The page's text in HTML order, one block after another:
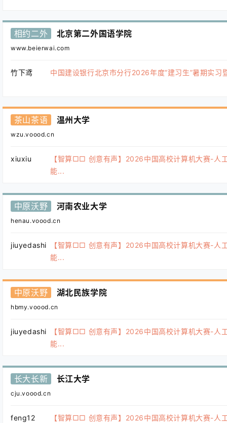
相约二外 北京第二外国语学院
www.beierwai.com
竹下鸢 中国建设银行北京市分行2026年度“建习生”暑期实习
茶山茶语 温州大学
wzu.voood.cn
xiuxiu
【智算□□ 创意有声】2026中国高校计算机大赛-人
能...
中原沃野 河南农业大学
henau.voood.cn
jiuyedashi
【智算□□ 创意有声】2026中国高校计算机大赛-人
能...
中原沃野 湖北民族学院
hbmy.voood.cn
jiuyedashi
【智算□□ 创意有声】2026中国高校计算机大赛-人
能...
长大长新 长江大学
cju.voood.cn
feng12 【智算□□ 创意有声】2026中国高校计算机大赛-人